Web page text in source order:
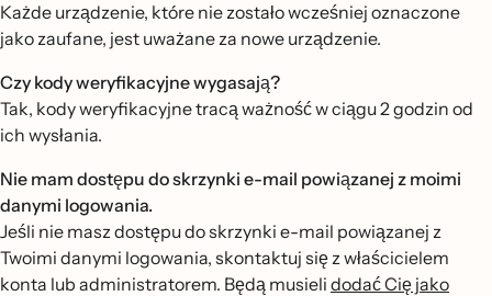
Każde urządzenie, które nie zostało wcześniej oznaczone
jako zaufane, jest uważane za nowe urządzenie.
Czy kody weryfikacyjne wygasają?
Tak, kody weryfikacyjne tracą ważność w ciągu 2 godzin od
ich wysłania.
Nie mam dostępu do skrzynki e-mail powiązanej z moimi
danymi logowania.
Jeśli nie masz dostępu do skrzynki e-mail powiązanej z
Twoimi danymi logowania, skontaktuj się z właścicielem
konta lub administratorem. Będą musieli dodać Cię jako